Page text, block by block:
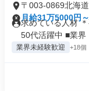
〒003-0869北海
月給31万5000円
求めている人材
50代活躍中 ■業界
業界未経験歓迎 +18個